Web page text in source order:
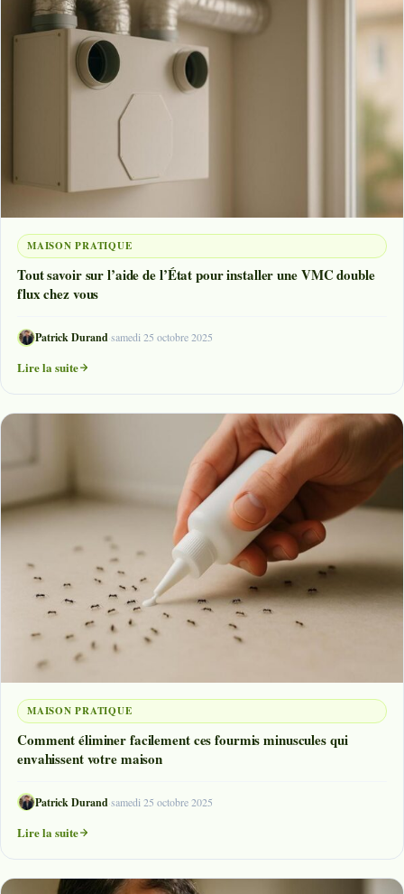
MAISON PRATIQUE
Tout savoir sur l’aide de l’État pour installer une VMC double
flux chez vous
Patrick Durand·samedi 25 octobre 2025
Lire la suite
MAISON PRATIQUE
Comment éliminer facilement ces fourmis minuscules qui
envahissent votre maison
Patrick Durand·samedi 25 octobre 2025
Lire la suite